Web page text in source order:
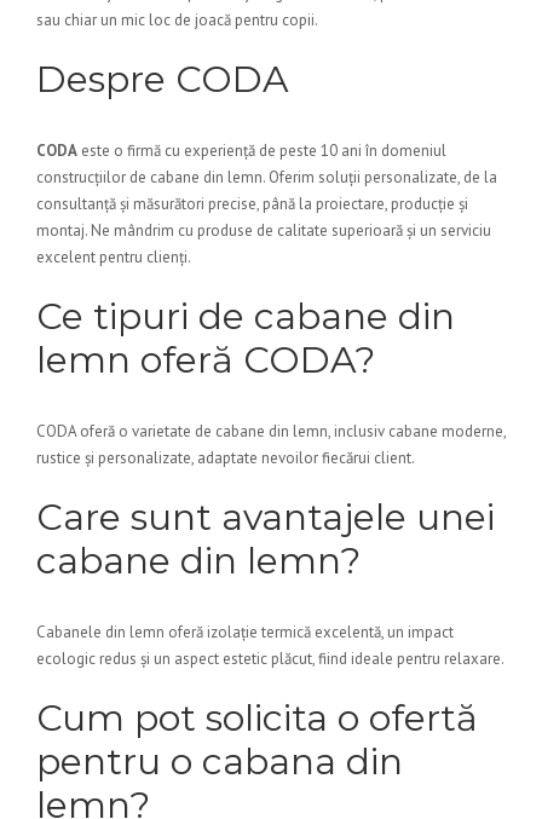
sau chiar un mic loc de joacă pentru copii.
Despre CODA
CODA este o firmă cu experiență de peste 10 ani în domeniul
construcțiilor de cabane din lemn. Oferim soluții personalizate, de la
consultanță și măsurători precise, până la proiectare, producție și
montaj. Ne mândrim cu produse de calitate superioară și un serviciu
excelent pentru clienți.
Ce tipuri de cabane din
lemn oferă CODA?
CODA oferă o varietate de cabane din lemn, inclusiv cabane moderne,
rustice și personalizate, adaptate nevoilor fiecărui client.
Care sunt avantajele unei
cabane din lemn?
Cabanele din lemn oferă izolație termică excelentă, un impact
ecologic redus și un aspect estetic plăcut, fiind ideale pentru relaxare.
Cum pot solicita o ofertă
pentru o cabana din
lemn?